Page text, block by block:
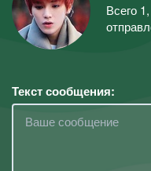
Всего
Текст сообщения: